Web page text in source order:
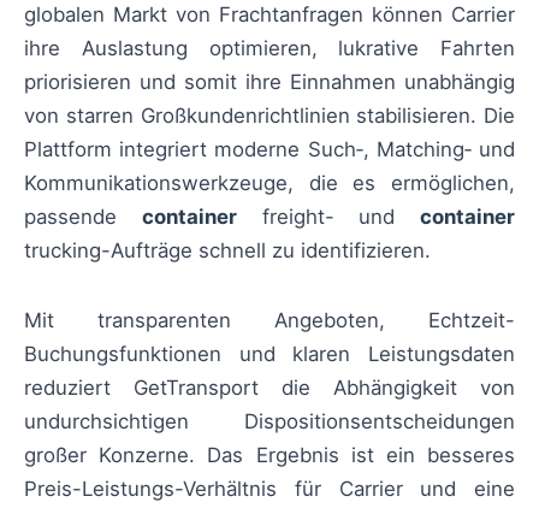
globalen Markt von Frachtanfragen können Carrier
ihre Auslastung optimieren, lukrative Fahrten
priorisieren und somit ihre Einnahmen unabhängig
von starren Großkundenrichtlinien stabilisieren. Die
Plattform integriert moderne Such‑, Matching‑ und
Kommunikationswerkzeuge, die es ermöglichen,
passende containerfreight- und container
trucking-Aufträge schnell zu identifizieren.
Mit transparenten Angeboten, Echtzeit-
Buchungsfunktionen und klaren Leistungsdaten
reduziert GetTransport die Abhängigkeit von
undurchsichtigen Dispositionsentscheidungen
großer Konzerne. Das Ergebnis ist ein besseres
Preis-Leistungs-Verhältnis für Carrier und eine